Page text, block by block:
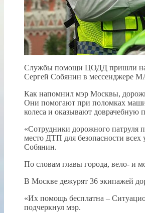
Службы помощи ЦОДД пришли на
Сергей Собянин в мессенджере
Как напомнил мэр Москвы,
Они помогают при поломках
колеса и оказывают доврачебную
«Сотрудники дорожного патруля
место ДТП для безопасности всех
Собянин.
По словам главы города, вело- и
В Москве дежурят 36 экипажей
«Их помощь бесплатна –
подчеркнул мэр.